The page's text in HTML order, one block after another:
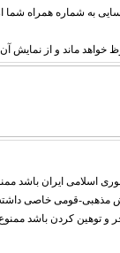
به شماره همراه شما
ماند و از نمایش
اسلامی ایران باشد
مذهبی-قومی خاصی
و توهین کردن باشد